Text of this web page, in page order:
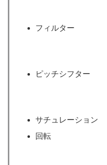
フィルター
ピッチシフター
サチュレーション
回転